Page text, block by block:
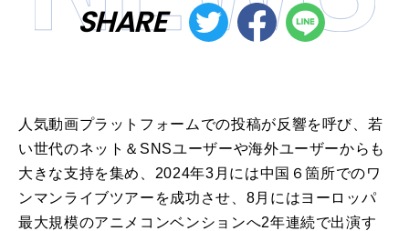
SHARE
人気動画プラットフォームでの投稿が反響を呼び、若
い世代のネット＆SNSユーザーや海外ユーザーからも
大きな支持を集め、2024年3月には中国６箇所でのワ
ンマンライブツアーを成功させ、8月にはヨーロッパ
最大規模のアニメコンベンションへ2年連続で出演す